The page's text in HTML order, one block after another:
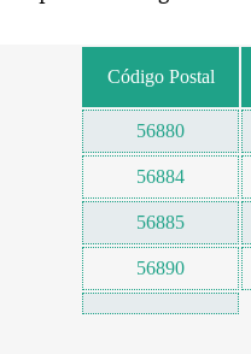
Código Postal
56880
56884
56885
56890